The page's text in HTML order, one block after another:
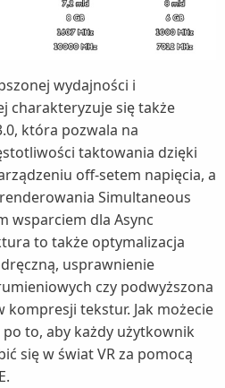
wydajności i
charakteryzuje się także
która pozwala na
taktowania dzięki
off-setem napięcia, a
Simultaneous
wsparciem dla Async
to także optymalizacja
usprawnienie
czy podwyższona
tekstur. Jak możecie
to, aby każdy użytkownik
się w świat VR za pomocą